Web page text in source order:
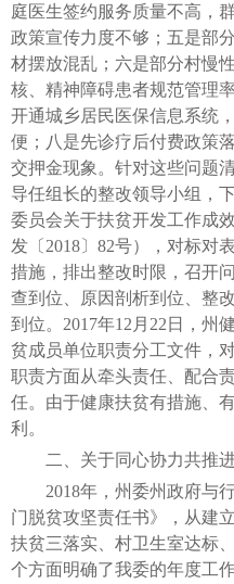
庭医生签约服务质量不高，
政策宣传力度不够；五是部
材摆放混乱；六是部分村慢
核、精神障碍患者规范管理
开通城乡居民医保信息系统
便；八是先诊疗后付费政策
交押金现象。针对这些问题
导任组长的整改领导小组，
委员会关于扶贫开发工作成
发〔2018〕82号），对标对
措施，排出整改时限，召开
查到位、原因剖析到位、整
到位。2017年12月22日，州
贫成员单位职责分工文件，
职责方面从牵头责任、配合
任。由于健康扶贫有措施、
利。
二、关于同心协力共推进
2018年，州委州政府与行
门脱贫攻坚责任书》，从建
扶贫三落实、村卫生室达标
个方面明确了我委的年度工